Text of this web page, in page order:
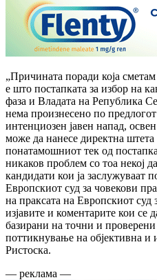
„Причината поради која
е што постапката за избор на
фаза и Владата на Република
нема произнесено по
интенциозен јавен напад,
може да нанесе директна штета
понатамошниот тек од
никаков проблем со тоа некој
кандидати кои ја заслужуваат
Европскиот суд за човекови
на праксата на Европскиот суд
изјавите и коментарите кои се
базирани на точни и
поттикнување на објективна и
Ристоска.
— реклама —